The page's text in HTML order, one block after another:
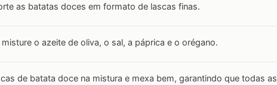
as batatas doces em formato de lascas finas.
o azeite de oliva, o sal, a páprica e o orégano.
de batata doce na mistura e mexa bem, garantindo que todas as